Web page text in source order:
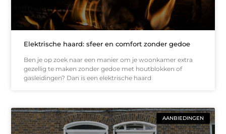
Elektrische haard: sfeer en comfort zonder gedoe
Ben je op zoek naar een manier om je woonkamer extra
gezellig te maken zonder gedoe met houtblokken of
gasleidingen? Dan is een elektrische haard
AANBIEDINGEN